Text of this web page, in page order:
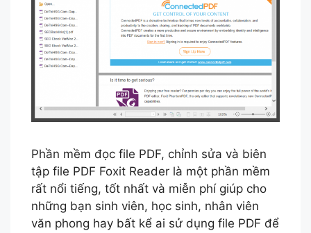
Phần mềm đọc file PDF, chỉnh sửa và biên
tập file PDF Foxit Reader là một phần mềm
rất nổi tiếng, tốt nhất và miễn phí giúp cho
những bạn sinh viên, học sinh, nhân viên
văn phong hay bất kể ai sử dụng file PDF để